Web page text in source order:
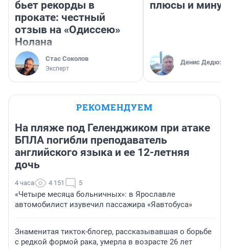
бьет рекорды в
прокате: честный
отзыв на «Одиссею»
Нолана
Стас Соколов
Эксперт
плюсы и
Денис
РЕКОМЕНДУЕМ
На пляже под Геленджиком при атаке
БПЛА погибли преподаватель
английского языка и ее 12-летняя
дочь
4 часа 4 151 5
«Четыре месяца больничных»: в Ярославле
автомобилист изувечил пассажира «Яавтобуса»
Знаменитая тикток-блогер, рассказывавшая о борьбе
с редкой формой рака, умерла в возрасте 26 лет